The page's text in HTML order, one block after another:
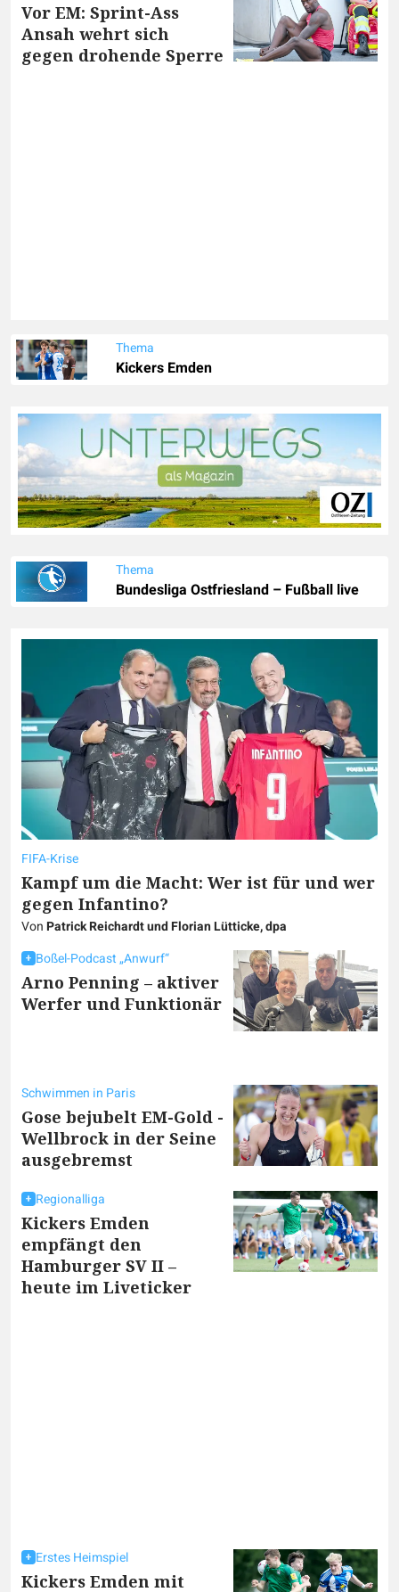
Vor EM: Sprint-Ass
Ansah wehrt sich
gegen drohende Sperre
Thema
Kickers Emden
Thema
Bundesliga Ostfriesland – Fußball live
FIFA-Krise
Kampf um die Macht: Wer ist für und wer
gegen Infantino?
VonPatrick Reichardt und Florian Lütticke, dpa
Boßel-Podcast „Anwurf“
Arno Penning – aktiver
Werfer und Funktionär
Schwimmen in Paris
Gose bejubelt EM-Gold -
Wellbrock in der Seine
ausgebremst
Regionalliga
Kickers Emden
empfängt den
Hamburger SV II –
heute im Liveticker
Erstes Heimspiel
Kickers Emden mit